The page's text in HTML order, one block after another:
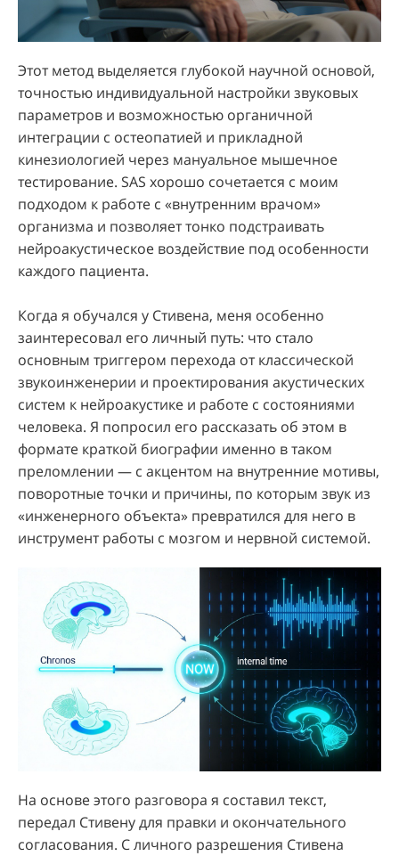
Этот метод выделяется глубокой научной основой,
точностью индивидуальной настройки звуковых
параметров и возможностью органичной
интеграции с остеопатией и прикладной
кинезиологией через мануальное мышечное
тестирование. SAS хорошо сочетается с моим
подходом к работе с «внутренним врачом»
организма и позволяет тонко подстраивать
нейроакустическое воздействие под особенности
каждого пациента.
Когда я обучался у Стивена, меня особенно
заинтересовал его личный путь: что стало
основным триггером перехода от классической
звукоинженерии и проектирования акустических
систем к нейроакустике и работе с состояниями
человека. Я попросил его рассказать об этом в
формате краткой биографии именно в таком
преломлении — с акцентом на внутренние мотивы,
поворотные точки и причины, по которым звук из
«инженерного объекта» превратился для него в
инструмент работы с мозгом и нервной системой.
На основе этого разговора я составил текст,
передал Стивену для правки и окончательного
согласования. С личного разрешения Стивена